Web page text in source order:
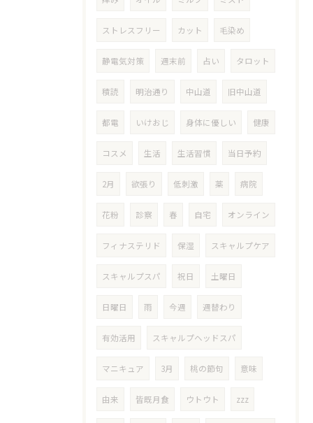
ストレスフリー カット 毛染め
静電気対策 週末前 占い タロット
積読 明治通り 中山道 旧中山道
都電 いけおじ 身体に優しい 健康
コスメ 生活 生活習慣 当日予約
2月 欲張り 低刺激 薬 病院
花粉 診察 春 自宅 オンライン
フィナステリド 保湿 スキャルプケア
スキャルプスパ 祝日 土曜日
日曜日 雨 今週 週替わり
有効活用 スキャルプヘッドスパ
マニキュア 3月 桃の節句 意味
由来 皆既月食 ウトウト zzz